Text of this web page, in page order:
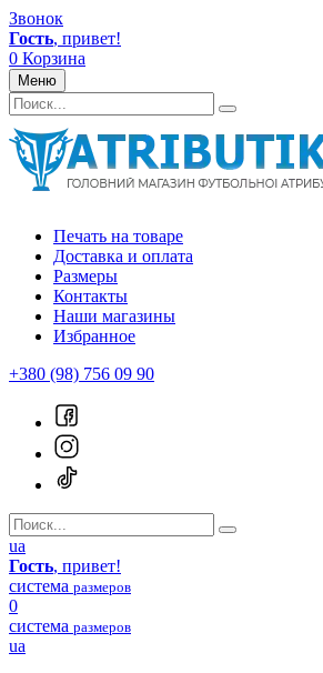
Звонок
Гость, привет!
0 Корзина
Меню
Печать на товаре
Доставка и оплата
Размеры
Контакты
Наши магазины
Избранное
+380 (98) 756 09 90
ua
Гость, привет!
система размеров
0
система размеров
ua